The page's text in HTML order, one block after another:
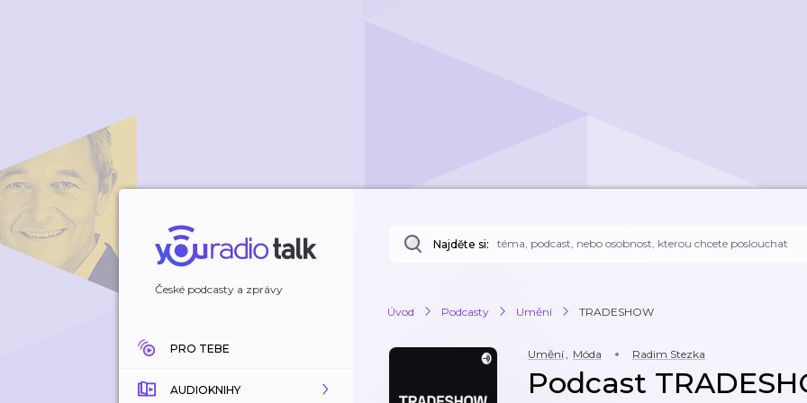
České podcasty a zprávy
PRO TEBE
AUDIOKNIHY
Najděte si:
Úvod Podcasty Umění TRADESHOW
Umění, Móda Radim Stezka
Podcast